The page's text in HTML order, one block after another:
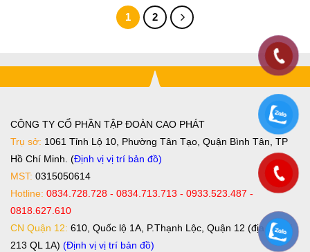
2.480.000₫.
1 2
CÔNG TY CỔ PHẦN TẬP ĐOÀN CAO PHÁT
Trụ sở: 1061 Tỉnh Lộ 10, Phường Tân Tạo, Quận Bình Tân, TP
Hồ Chí Minh. (Định vị vị trí bản đồ)
MST: 0315050614
Hotline: 0834.728.728 - 0834.713.713 - 0933.523.487 -
0818.627.610
CN Quận 12: 610, Quốc lộ 1A, P.Thạnh Lộc, Quận 12 (địa chỉ cũ
213 QL 1A) (Định vị vị trí bản đồ)